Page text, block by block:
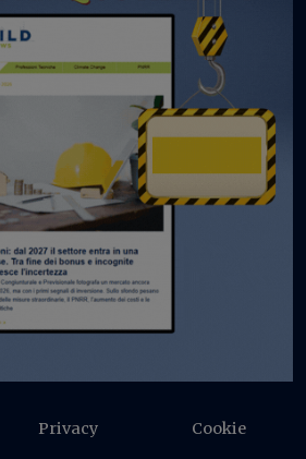
Privacy Cookie